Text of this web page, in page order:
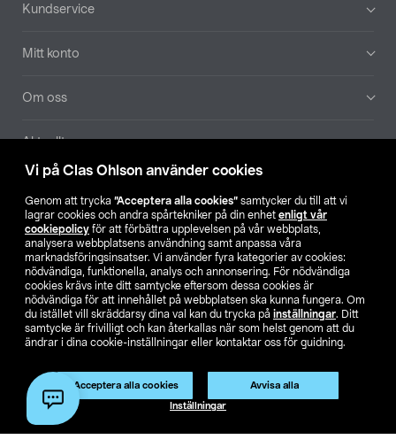
Vi på Clas Ohlson använder cookies
Genom att trycka ”Acceptera alla cookies” samtycker du till att vi
lagrar cookies och andra spårtekniker på din enhet enligt vår
cookiepolicy för att förbättra upplevelsen på vår webbplats,
analysera webbplatsens användning samt anpassa våra
marknadsföringsinsatser. Vi använder fyra kategorier av cookies:
nödvändiga, funktionella, analys och annonsering. För nödvändiga
cookies krävs inte ditt samtycke eftersom dessa cookies är
nödvändiga för att innehållet på webbplatsen ska kunna fungera. Om
du istället vill skräddarsy dina val kan du trycka på inställningar. Ditt
samtycke är frivilligt och kan återkallas när som helst genom att du
ändrar i dina cookie-inställningar eller kontaktar oss för guidning.
Acceptera alla cookies Avvisa alla
Inställningar
Kundservice
Mitt konto
Om oss
Aktuellt
Hitta butik
SE NO FI
Köpvillkor Privacy statement Klubbvillkor
För företag
Ändra till priser exklusive moms